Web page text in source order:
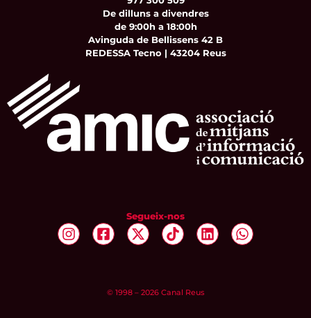
De dilluns a divendres
de 9:00h a 18:00h
Avinguda de Bellissens 42 B
REDESSA Tecno | 43204 Reus
Segueix-nos
© 1998 – 2026 Canal Reus